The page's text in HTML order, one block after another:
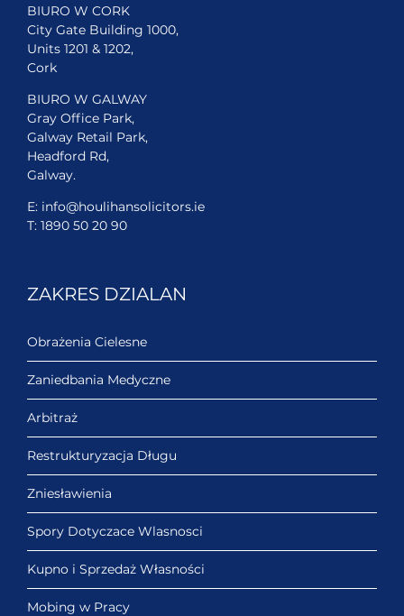
BIURO W CORK
City Gate Building 1000,
Units 1201 & 1202,
Cork
BIURO W GALWAY
Gray Office Park,
Galway Retail Park,
Headford Rd,
Galway.
E: info@houlihansolicitors.ie
T: 1890 50 20 90
ZAKRES DZIALAN
Obrażenia Cielesne
Zaniedbania Medyczne
Arbitraż
Restrukturyzacja Długu
Zniesławienia
Spory Dotyczace Wlasnosci
Kupno i Sprzedaż Własności
Mobing w Pracy